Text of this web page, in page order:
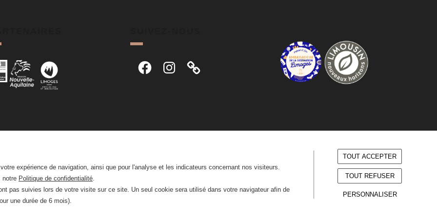
FacebookInstagram
expérience de navigation, ainsi que pour l'analyse et les indicateurs concernant nos visiteurs.
notre Politique de confidentialité.
pas suivies lors de votre visite sur ce site. Un seul cookie sera utilisé dans votre navigateur afin de
une durée de 6 mois).
TOUT ACCEPTER
TOUT REFUSER
PERSONNALISER